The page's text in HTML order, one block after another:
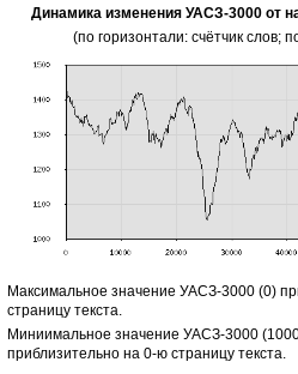
Динамика изменения УАСЗ-3000 от
(по горизонтали: счётчик слов;
Максимальное значение УАСЗ-3000 (0)
страницу текста.
Миниимальное значение УАСЗ-3000
приблизительно на 0-ю страницу текста.